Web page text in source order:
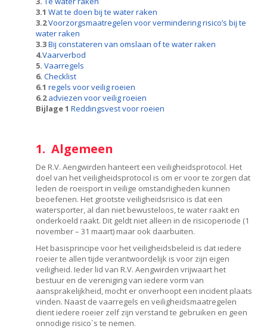
3.1 Wat te doen bij te water raken
3.2Voorzorgsmaatregelen voor vermindering risico’s bij te
water raken
3.3Bij constateren van omslaan of te water raken
4.Vaarverbod
5. Vaarregels
6. Checklist
6.1 regels voor veilig roeien
6.2 adviezen voor veilig roeien
Bijlage 1 Reddingsvest voor roeien
1. Algemeen
De R.V. Aengwirden hanteert een veiligheidsprotocol. Het
doel van het veiligheidsprotocol is om er voor te zorgen dat
leden de roeisport in veilige omstandigheden kunnen
beoefenen. Het grootste veiligheidsrisico is dat een
watersporter, al dan niet bewusteloos, te water raakt en
onderkoeld raakt. Dit geldt niet alleen in de risicoperiode (1
november – 31 maart) maar ook daarbuiten.
Het basisprincipe voor het veiligheidsbeleid is dat iedere
roeier te allen tijde verantwoordelijk is voor zijn eigen
veiligheid. Ieder lid van R.V. Aengwirden vrijwaart het
bestuur en de vereniging van iedere vorm van
aansprakelijkheid, mocht er onverhoopt een incident plaats
vinden. Naast de vaarregels en veiligheidsmaatregelen
dient iedere roeier zelf zijn verstand te gebruiken en geen
onnodige risico`s te nemen.